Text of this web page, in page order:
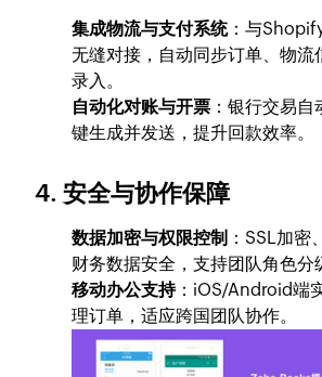
集成物流与支付系统：与
无缝对接，自动同步订单、物流
录入。
自动化对账与开票 ：银行交易
键生成并发送，提升回款效率。
4.安全与协作保障
数据加密与权限控制 ：SSL加密
财务数据安全，支持团队角色分
移动办公支持：iOS/Android端
理订单，适应跨国团队协作。